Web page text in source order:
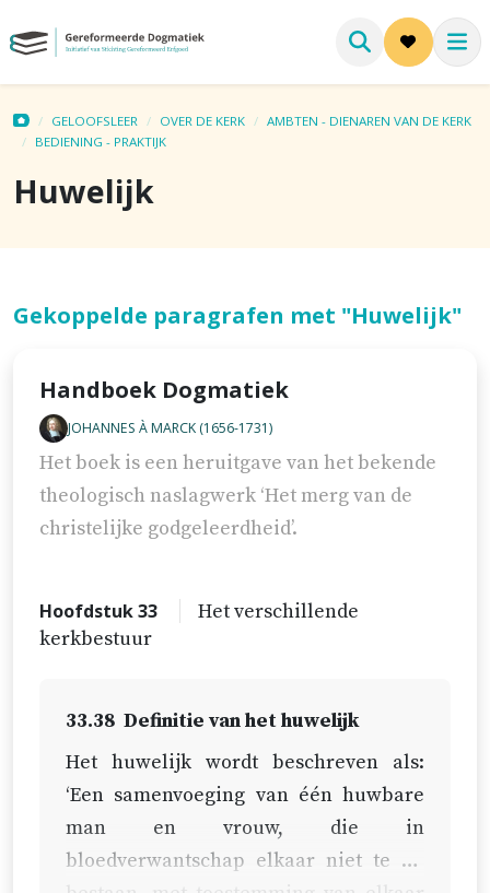
GELOOFSLEER OVER DE KERK
AMBTEN - DIENAREN VAN DE KERK
BEDIENING - PRAKTIJK
Huwelijk
Gekoppelde paragrafen met "Huwelijk"
Handboek Dogmatiek
JOHANNES À MARCK (1656-1731)
Het boek is een heruitgave van het bekende
theologisch naslagwerk ‘Het merg van de
christelijke godgeleerdheid’.
Hoofdstuk 33
Het verschillende
kerkbestuur
33.38 Definitie van het huwelijk
Het huwelijk wordt beschreven als:
‘Een samenvoeging van één huwbare
man en vrouw, die in
bloedverwantschap elkaar niet te na